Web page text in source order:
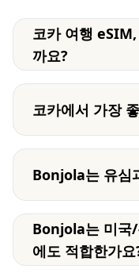
코카 여행
까요?
코카에서 가장
Bonjola는 유심
Bonjola는 미국/
에도 적합한가요